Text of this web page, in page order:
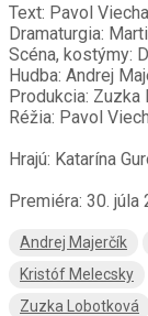
Text: Pavol
Dramaturgia:
Scéna, kostýmy:
Hudba: Andrej
Produkcia: Zuzka
Réžia: Pavol
Hrajú: Katarína
Premiéra: 30.
Andrej Majerčík
Kristóf Melecsky
Zuzka Lobotková